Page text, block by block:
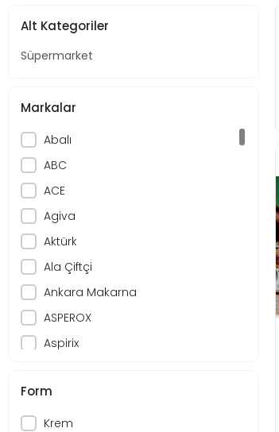
Alt Kategoriler
Süpermarket
Markalar
Abalı
ABC
ACE
Agiva
Aktürk
Ala Çiftçi
Ankara Makarna
ASPEROX
Aspirix
Bacasil
başak
Form
Krem